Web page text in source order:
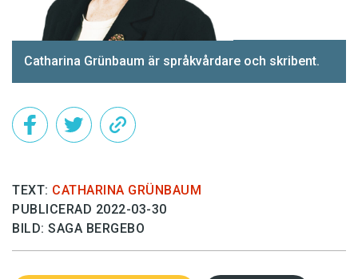
Catharina Grünbaum är språkvårdare och skribent.
TEXT: CATHARINA GRÜNBAUM
PUBLICERAD 2022-03-30
BILD: SAGA BERGEBO